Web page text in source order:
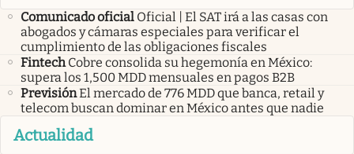
Comunicado oficial Oficial | El SAT irá a las casas con
abogados y cámaras especiales para verificar el
cumplimiento de las obligaciones fiscales
Fintech Cobre consolida su hegemonía en México:
supera los 1,500 MDD mensuales en pagos B2B
PrevisiónEl mercado de 776 MDD que banca, retail y
telecom buscan dominar en México antes que nadie
Actualidad